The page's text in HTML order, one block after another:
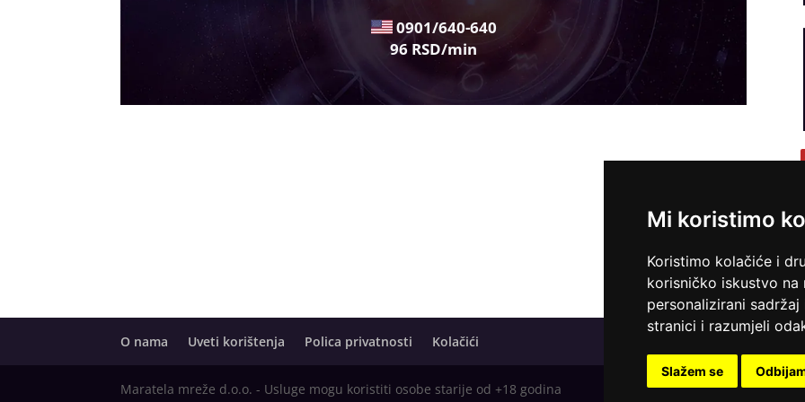
Mi koristimo
Koristimo kolačiće i
korisničko iskustvo na
personalizirani
stranici i razumjeli
Slažem se
0901/640-640
96 RSD/min
O nama Uveti korištenja Polica privatnosti Kolačići
Maratela mreže d.o.o. - Usluge mogu koristiti osobe starije od +18 godina